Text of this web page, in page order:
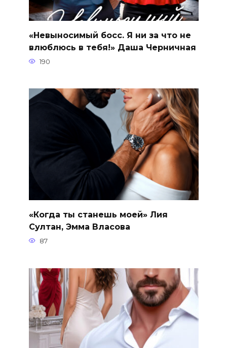
«Невыносимый босс. Я ни за что не
влюблюсь в тебя!» Даша Черничная
190
«Когда ты станешь моей» Лия
Султан, Эмма Власова
87